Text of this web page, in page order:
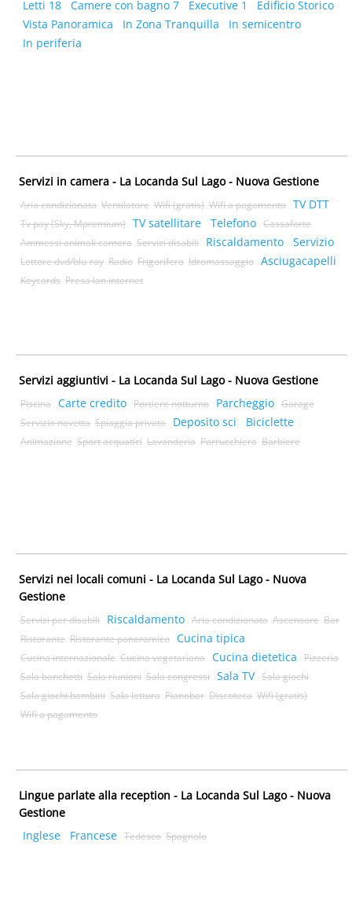
Letti 18
Camere con bagno 7 Executive 1
Edificio Storico
Vista Panoramica
In Zona Tranquilla
In semicentro
In periferia
Servizi in camera - La Locanda Sul Lago - Nuova Gestione
Aria condizionata Ventilatore Wifi (gratis) Wifi a pagamento TV DTT
Tv pay (Sky, Mpremium) TV satellitare Telefono Cassaforte
Ammessi animali camera Servizi disabili Riscaldamento Servizio
Lettore dvd/blu-ray Radio Frigorifero Idromassaggio Asciugacapelli
Keycards Presa lan internet
Servizi aggiuntivi - La Locanda Sul Lago - Nuova Gestione
Piscina Carte credito Portiere notturno Parcheggio Garage
Servizio navetta Spiaggia privata Deposito sci Biciclette
Animazione Sport acquatici Lavanderia Parrucchiera Barbiere
Servizi nei locali comuni - La Locanda Sul Lago - Nuova
Gestione
Servizi per disabili Riscaldamento Aria condizionata Ascensore Bar
Ristorante Ristorante panoramico Cucina tipica
Cucina internazionale Cucina vegetariana Cucina dietetica
Pizzeria
Sala banchetti Sala riunioni Sala congressi Sala TV Sala giochi
Sala giochi bambini Sala lettura Pianobar Discoteca Wifi (gratis)
Wifi a pagamento
Lingue parlate alla reception - La Locanda Sul Lago - Nuova
Gestione
Inglese
Francese Tedesco Spagnolo